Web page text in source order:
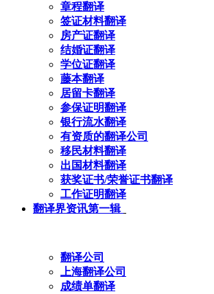
章程翻译
签证材料翻译
房产证翻译
结婚证翻译
学位证翻译
藤本翻译
居留卡翻译
参保证明翻译
银行流水翻译
有资质的翻译公司
移民材料翻译
出国材料翻译
获奖证书/荣誉证书翻译
工作证明翻译
翻译界资讯第一辑
翻译公司
上海翻译公司
成绩单翻译